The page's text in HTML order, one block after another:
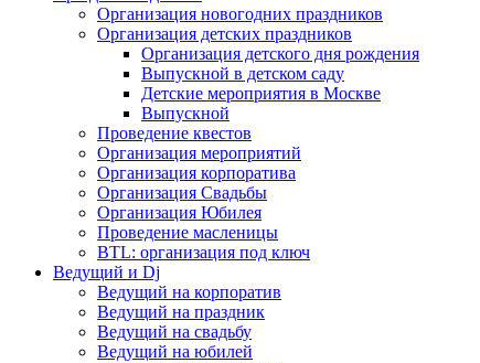
Организация новогодних праздников
Организация детских праздников
Организация детского дня рождения
Выпускной в детском саду
Детские мероприятия в Москве
Выпускной
Проведение квестов
Организация мероприятий
Организация корпоратива
Организация Свадьбы
Организация Юбилея
Проведение масленицы
BTL: организация под ключ
Ведущий и Dj
Ведущий на корпоратив
Ведущий на праздник
Ведущий на свадьбу
Ведущий на юбилей